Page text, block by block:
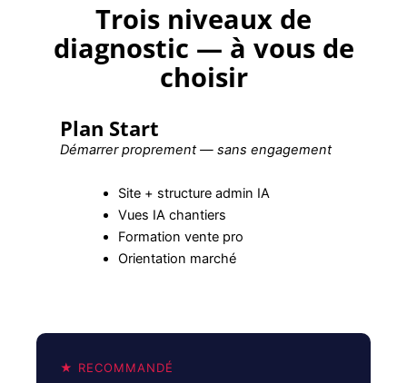
Trois niveaux de
diagnostic — à vous de
choisir
Plan Start
Démarrer proprement — sans engagement
Site + structure admin IA
Vues IA chantiers
Formation vente pro
Orientation marché
★ RECOMMANDÉ